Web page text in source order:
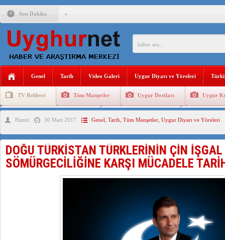
Son Dakika
ÇİN’İN “GÜVENLİK”SÖYLEMİ İLE DOĞU TÜRKİSTAN’DA
ANAHTAR PARTİ GENEL BAŞKANI AĞIRALİOĞLU :
DİYANET AKADEMİSİ BAŞKANI DOÇ.DR.KAAN : DOĞU
150 YILDIR KAYNAYAN YARAMIZ : ÇİN İŞGALİNDEKİ
ÇİN’İN UYGUR POLİTİKALARINI ÖVEN DİYANET
Genel Tarih Video Galeri Uygur Diyarı ve Yöreleri
TV Rehberi Tüm Manşetler Uygur Dostları Uygur
Uygurlarda Düğün ve Cenaze
Hamit 30 Mart 2017 Genel Tarih Tüm Manşetler Uygur Diyarı ve Yöreleri
DOĞU TÜRKİSTAN TÜRKLERİNİN ÇİN
SÖMÜRGECİLİĞİNE KARŞI MÜCADELE